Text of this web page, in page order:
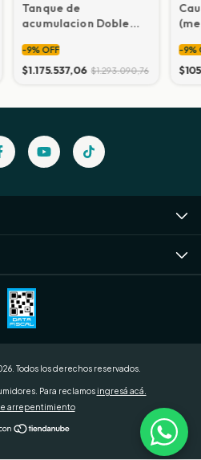
Tanque de
acumulacion Doble
Presurizados
-9% OFF
$1.175.537,06 $1.293.090,76
-9%
Todos los derechos reservados.
Para reclamos ingresá acá.
arrepentimiento